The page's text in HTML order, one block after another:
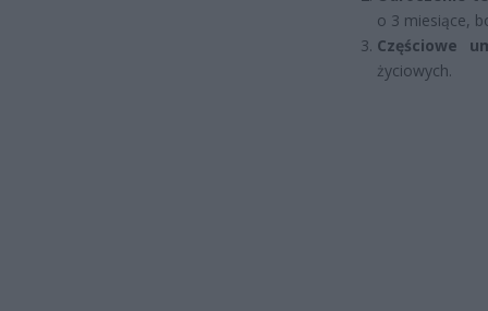
o 3 miesiące,
Częściowe
życiowych.